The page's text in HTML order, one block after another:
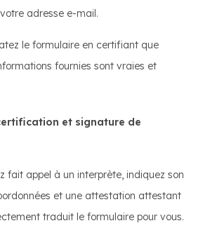
adresse e-mail.
le formulaire en certifiant que
fournies sont vraies et
et signature de
fait appel à un interprète, indiquez son
et une attestation attestant
traduit le formulaire pour vous.